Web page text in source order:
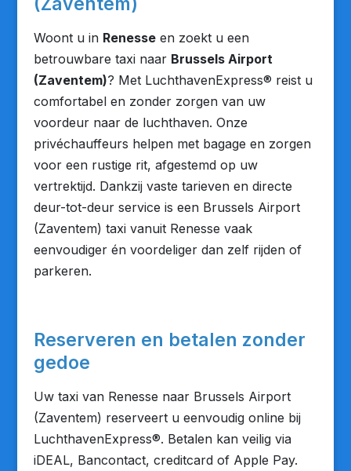
Woont u in Renesseen zoekt u een
betrouwbare taxi naar Brussels Airport
(Zaventem)? Met LuchthavenExpress® reist u
comfortabel en zonder zorgen van uw
voordeur naar de luchthaven. Onze
privéchauffeurs helpen met bagage en zorgen
voor een rustige rit, afgestemd op uw
vertrektijd. Dankzij vaste tarieven en directe
deur-tot-deur service is een Brussels Airport
(Zaventem) taxi vanuit Renesse vaak
eenvoudiger én voordeliger dan zelf rijden of
parkeren.
Reserveren en betalen zonder
gedoe
Uw taxi van Renesse naar Brussels Airport
(Zaventem) reserveert u eenvoudig online bij
LuchthavenExpress®. Betalen kan veilig via
iDEAL, Bancontact, creditcard of Apple Pay.